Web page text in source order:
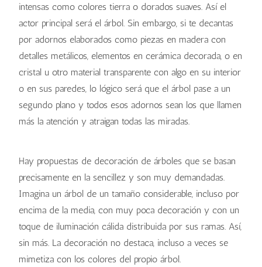
intensas como colores tierra o dorados suaves. Así el
actor principal será el árbol. Sin embargo, si te decantas
por adornos elaborados como piezas en madera con
detalles metálicos, elementos en cerámica decorada, o en
cristal u otro material transparente con algo en su interior
o en sus paredes, lo lógico será que el árbol pase a un
segundo plano y todos esos adornos sean los que llamen
más la atención y atraigan todas las miradas.
Hay propuestas de decoración de árboles que se basan
precisamente en la sencillez y son muy demandadas.
Imagina un árbol de un tamaño considerable, incluso por
encima de la media, con muy poca decoración y con un
toque de iluminación cálida distribuida por sus ramas. Así,
sin más. La decoración no destaca, incluso a veces se
mimetiza con los colores del propio árbol.